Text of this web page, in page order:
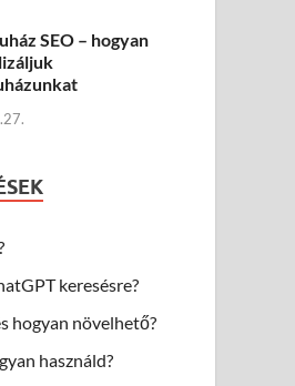
SEO – hogyan
keresésre?
hogyan növelhető?
használd?